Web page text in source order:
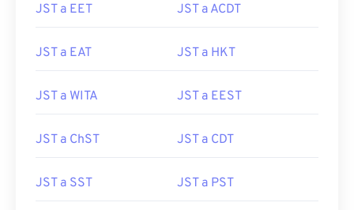
JST a EET JST a ACDT
JST a EAT JST a HKT
JST a WITA JST a EEST
JST a ChST JST a CDT
JST a SST JST a PST